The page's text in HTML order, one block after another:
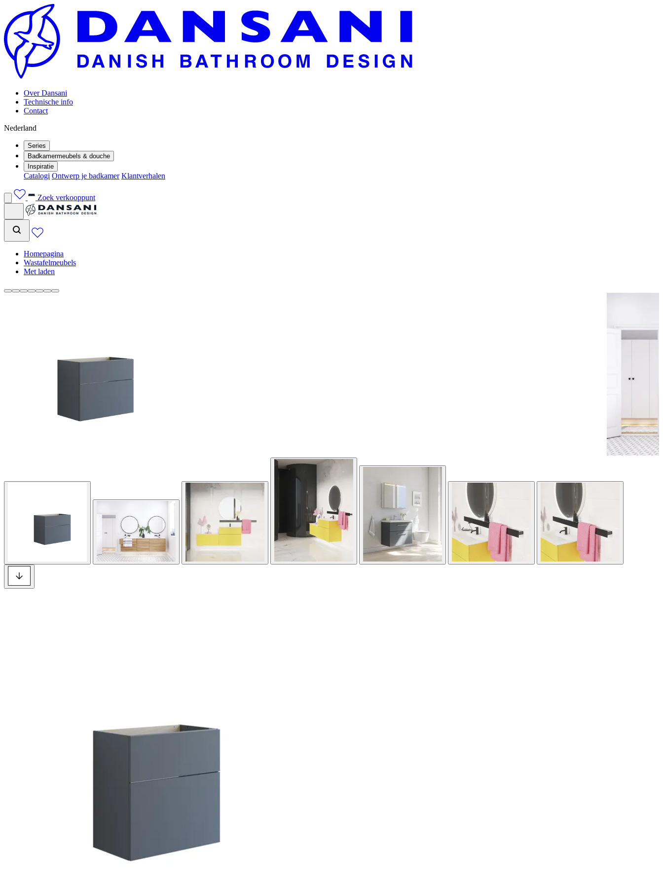
Over Dansani
Technische info
Contact
Nederland
Series
Badkamermeubels & douche
Inspiratie
Catalogi Ontwerp je badkamer Klantverhalen
Zoek verkooppunt
Homepagina
Wastafelmeubels
Met laden